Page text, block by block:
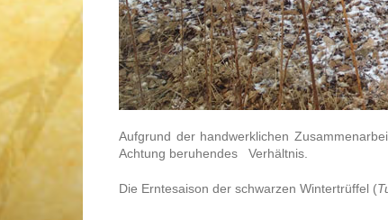
Aufgrund der handwerklichen
Achtung beruhendes Verhältnis.
Die Erntesaison der schwarzen Wintertrüffel (